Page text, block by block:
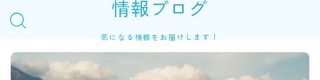
情報ブログ
気になる情報をお届けします！